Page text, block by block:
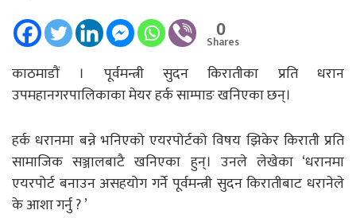
0
Shares
काठमाडौं । पूर्वमन्त्री सुदन किरातीका प्रति धरान
उपमहानगरपालिकाका मेयर हर्क साम्पाङ खनिएका छन्।
हर्क धरानमा बन्ने भनिएको एयरपोर्टको विषय झिकेर किराती प्रति
सामाजिक सञ्जालबाटै खनिएका हुन्। उनले लेखेका ‘धरानमा
एयरपोर्ट बनाउन असहयोग गर्ने पूर्वमन्त्री सुदन किरातीबाट धरानेले
के आशा गर्नु ? ’